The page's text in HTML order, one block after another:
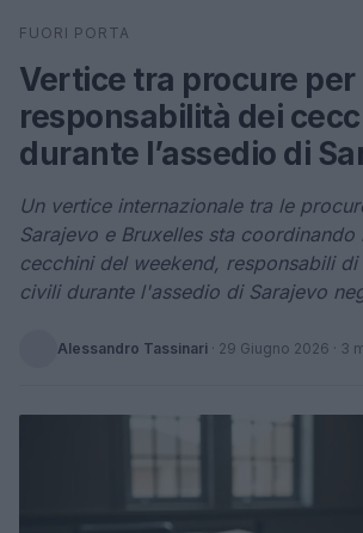
Cerca
FUORI PORTA
Vertice tra procure
responsabilità dei
durante l’assedio di
Un vertice internazionale tra le
Sarajevo e Bruxelles sta coordinando
cecchini del weekend, responsabili
civili durante l'assedio di Sarajevo
Alessandro Tassinari · 29 Giugno 2026 · 3